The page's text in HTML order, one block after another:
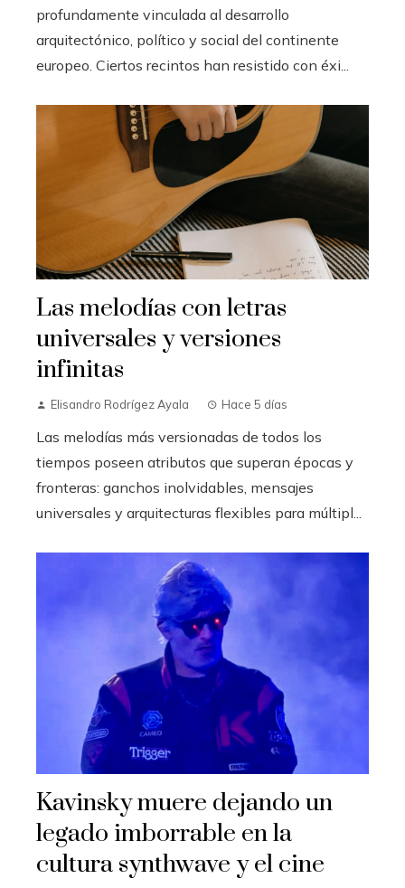
profundamente vinculada al desarrollo
arquitectónico, político y social del continente
europeo. Ciertos recintos han resistido con éxi...
Las melodías con letras
universales y versiones
infinitas
Elisandro Rodrígez Ayala Hace 5 días
Las melodías más versionadas de todos los
tiempos poseen atributos que superan épocas y
fronteras: ganchos inolvidables, mensajes
universales y arquitecturas flexibles para múltipl...
Kavinsky muere dejando un
legado imborrable en la
cultura synthwave y el cine